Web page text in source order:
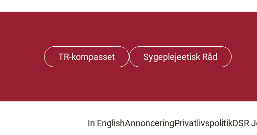
TR-kompasset Sygeplejeetisk Råd
In EnglishAnnonceringPrivatlivspolitikDSR